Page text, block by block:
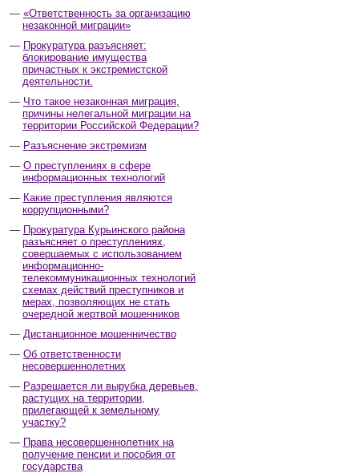
«Ответственность за организацию
незаконной миграции»
Прокуратура разъясняет:
блокирование имущества
причастных к экстремистской
деятельности.
Что такое незаконная миграция,
причины нелегальной миграции на
территории Российской Федерации?
Разъяснение экстремизм
О преступлениях в сфере
информационных технологий
Какие преступления являются
коррупционными?
Прокуратура Курьинского района
разъясняет о преступлениях,
совершаемых с использованием
информационно-
телекоммуникационных технологий
схемах действий преступников и
мерах, позволяющих не стать
очередной жертвой мошенников
Дистанционное мошенничество
Об ответственности
несовершеннолетних
Разрешается ли вырубка деревьев,
растущих на территории,
прилегающей к земельному
участку?
Права несовершеннолетних на
получение пенсии и пособия от
государства